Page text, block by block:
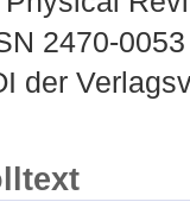
2470-0053
der